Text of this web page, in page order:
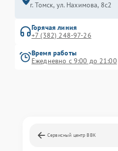
г. Томск, ул. Нахимова, 8с2
Горячая линия
+7 (382) 248-97-26
Время работы
Ежедневно с 9:00 до 21:00
Сервисный центр BBK